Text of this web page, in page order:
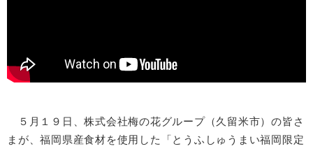
５月１９日、株式会社梅の花グループ（久留米市）の皆さ
まが、福岡県産食材を使用した「とうふしゅうまい福岡限定